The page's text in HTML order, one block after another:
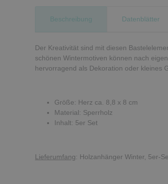
Beschreibung Datenblätter
Der Kreativität sind mit diesen
schönen Wintermotiven können nach
hervorragend als Dekoration oder kleines
Größe: Herz ca. 8,8 x 8 cm
Material: Sperrholz
Inhalt: 5er Set
Lieferumfang: Holzanhänger Winter, 5er-